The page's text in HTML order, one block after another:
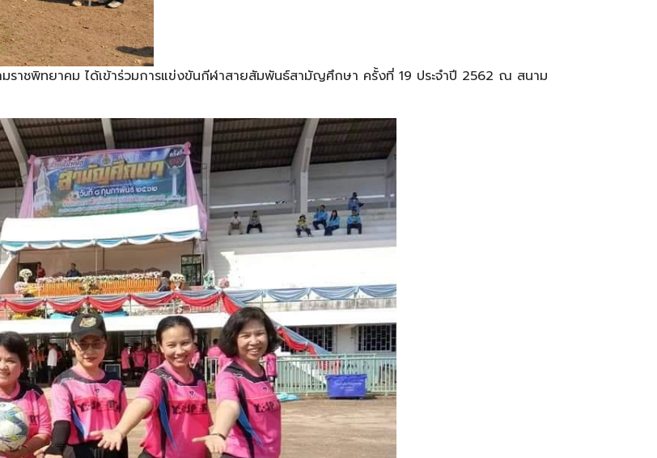
ราชพิทยาคม ได้เข้าร่วมการแข่งขันกีฬาสายสัมพันธ์สามัญศึกษา ครั้งที่ 19 ประจำปี 2562 ณ สนาม